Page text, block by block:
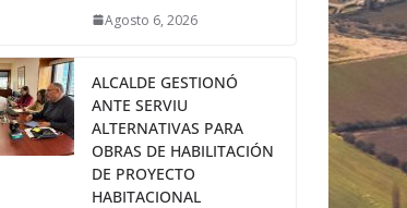
Agosto 6, 2026
ALCALDE GESTIONÓ
ANTE SERVIU
ALTERNATIVAS PARA
OBRAS DE HABILITACIÓN
DE PROYECTO
HABITACIONAL